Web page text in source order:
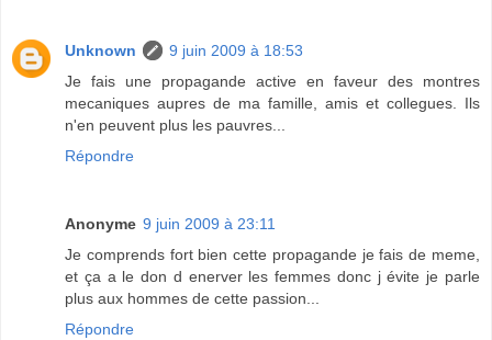
Unknown
9 juin 2009 à 18:53
Je fais une propagande active en faveur des montres
mecaniques aupres de ma famille, amis et collegues. Ils
n'en peuvent plus les pauvres...
Répondre
Anonyme 9 juin 2009 à 23:11
Je comprends fort bien cette propagande je fais de meme,
et ça a le don d enerver les femmes donc j évite je parle
plus aux hommes de cette passion...
Répondre